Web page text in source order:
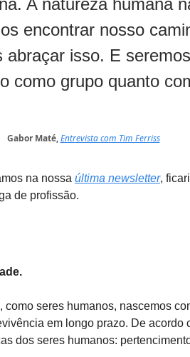
encontrar nosso
abraçar isso. E
como grupo quanto
Gabor Maté, Entrevista com Tim Ferriss
na nossa última newsletter,
de profissão.
como seres humanos, nascemos
em longo prazo. De acordo
dos seres humanos: